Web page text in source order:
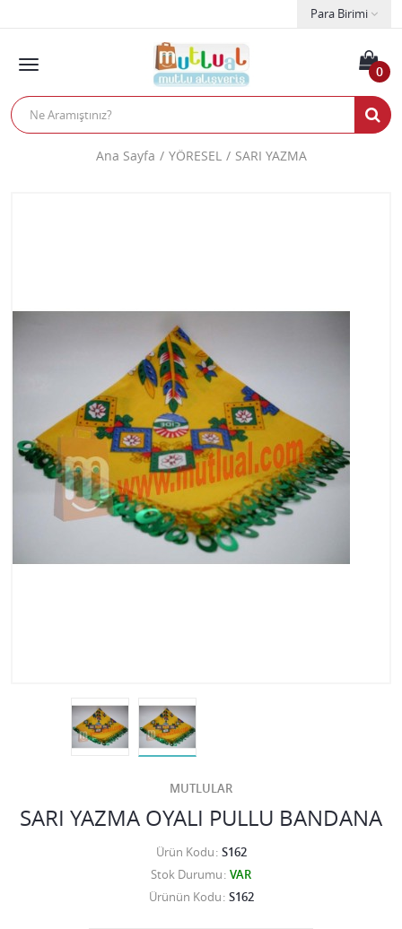
Para Birimi
0
Ana Sayfa YÖRESEL SARI YAZMA
MUTLULAR
SARI YAZMA OYALI PULLU BANDANA
Ürün Kodu S162
Stok Durumu VAR
Ürünün Kodu S162